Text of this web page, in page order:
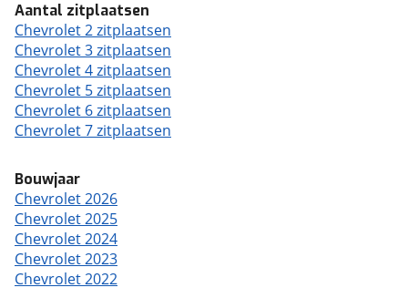
Aantal zitplaatsen
Chevrolet 2 zitplaatsen
Chevrolet 3 zitplaatsen
Chevrolet 4 zitplaatsen
Chevrolet 5 zitplaatsen
Chevrolet 6 zitplaatsen
Chevrolet 7 zitplaatsen
Bouwjaar
Chevrolet 2026
Chevrolet 2025
Chevrolet 2024
Chevrolet 2023
Chevrolet 2022